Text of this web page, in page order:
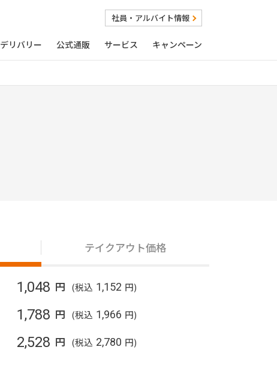
社員・アルバイト情報
デリバリー 公式通販 サービス キャンペーン
テイクアウト価格
1,048 円 (税込 1,152 円)
1,788 円 (税込 1,966 円)
2,528 円 (税込 2,780 円)